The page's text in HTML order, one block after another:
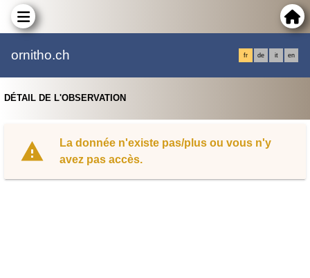
ornitho.ch fr de it en
DÉTAIL DE L'OBSERVATION
La donnée n'existe pas/plus ou vous n'y
avez pas accès.